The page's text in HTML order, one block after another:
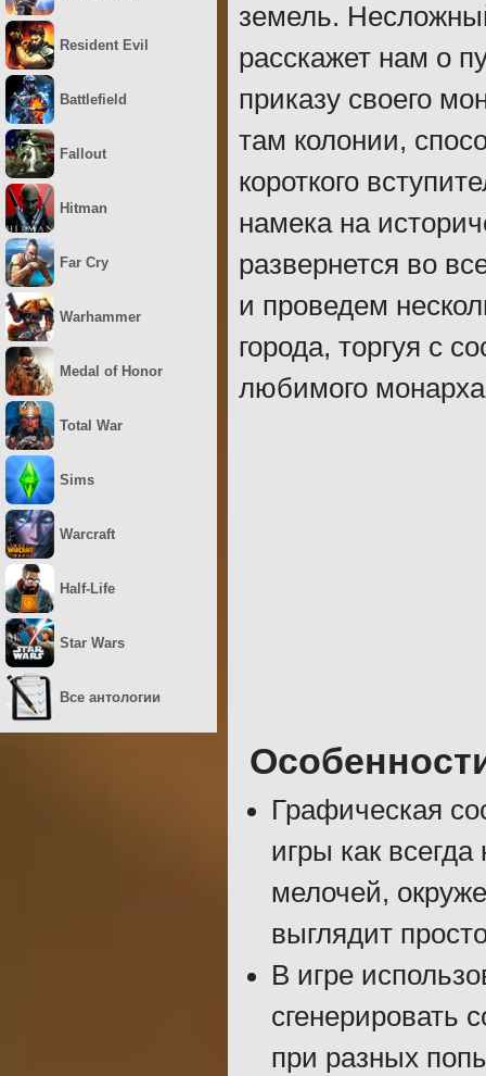
земель.
расскажет нам о
приказу своего
там колонии,
короткого
намека на
развернется во
и проведем
города, торгуя с
любимого
Графическая
игры как
мелочей,
выглядит
В игре
сгенерировать
при разных
Resident Evil
Battlefield
Fallout
Hitman
Far Cry
Warhammer
Medal of Honor
Total War
Sims
Warcraft
Half-Life
Star Wars
Все антологии